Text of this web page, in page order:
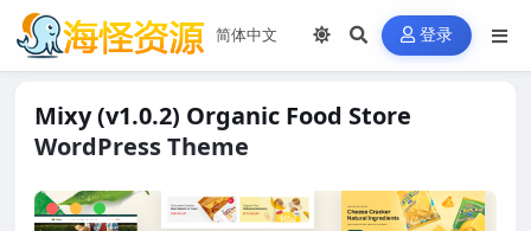
登录
Mixy (v1.0.2) Organic Food Store
WordPress Theme